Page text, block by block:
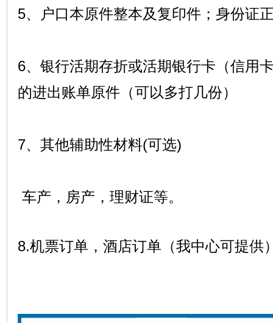
5、户口本原件整本及复印件；身份证
6、银行活期存折或活期银行卡（信用
的进出账单原件（可以多打几份）
7、其他辅助性材料(可选)
车产，房产，理财证等。
8.机票订单，酒店订单（我中心可提供